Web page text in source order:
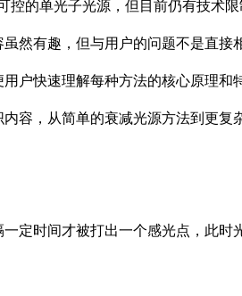
控的单光子光源，但目前仍有技术
然有趣，但与用户的问题不是直接
户快速理解每种方法的核心原理和
容，从简单的衰减光源方法到更复
定时间才被打出一个感光点，此时